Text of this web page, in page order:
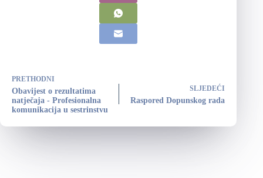
PRETHODNI
Obavijest o rezultatima
natječaja - Profesionalna
komunikacija u sestrinstvu
SLJEDEĆI
Raspored Dopunskog rada